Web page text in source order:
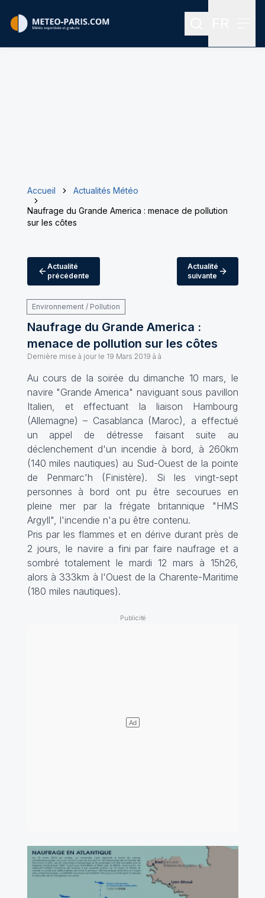
Rechercher
Accueil
Actualités Météo
Naufrage du Grande America : menace de pollution
sur les côtes
Actualité
précédente
Actualité
suivante
Environnement / Pollution
Naufrage du Grande America :
menace de pollution sur les côtes
Dernière mise à jour le 19 Mars 2019 à à
Au cours de la soirée du dimanche 10 mars, le
navire "Grande America" naviguant sous pavillon
Italien, et effectuant la liaison Hambourg
(Allemagne) – Casablanca (Maroc), a effectué
un appel de détresse faisant suite au
déclenchement d'un incendie à bord, à 260km
(140 miles nautiques) au Sud-Ouest de la pointe
de Penmarc'h (Finistère). Si les vingt-sept
personnes à bord ont pu être secourues en
pleine mer par la frégate britannique "HMS
Argyll", l'incendie n'a pu être contenu.
Pris par les flammes et en dérive durant près de
2 jours, le navire a fini par faire naufrage et a
sombré totalement le mardi 12 mars à 15h26,
alors à 333km à l'Ouest de la Charente-Maritime
(180 miles nautiques).